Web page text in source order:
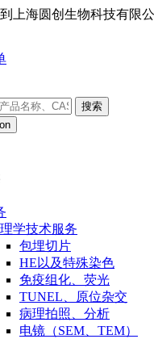
上海圆创生物科技有限公
搜索
学技术服务
包埋切片
HE以及特殊染色
免疫组化、荧光
TUNEL、原位杂交
病理拍照、分析
电镜（SEM、TEM）